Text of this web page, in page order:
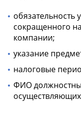
обязательность
сокращенного
компании;
указание
налоговые
ФИО